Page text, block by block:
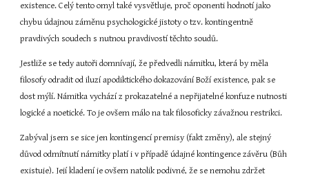
existence. Celý tento omyl také vysvětluje, proč oponenti hodnotí jako
chybu údajnou záměnu psychologické jistoty o tzv. kontingentně
pravdivých soudech s nutnou pravdivostí těchto soudů.
Jestliže se tedy autoři domnívají, že předvedli námitku, která by měla
filosofy odradit od iluzí apodiktického dokazování Boží existence, pak se
dost mýlí. Námitka vychází z prokazatelné a nepřijatelné konfuze nutnosti
logické a noetické. To je ovšem málo na tak filosoficky závažnou restrikci.
Zabýval jsem se sice jen kontingencí premisy (fakt změny), ale stejný
důvod odmítnutí námitky platí i v případě údajné kontingence závěru (Bůh
existuje). Její kladení je ovšem natolik podivné, že se nemohu zdržet